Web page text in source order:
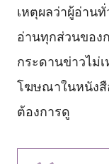
เหตุผลว่าผู้อ่าน
อ่านทุกส่วนของ
กระดานข่าวไม่
โฆษณาในหนังสื
ต้องการดู